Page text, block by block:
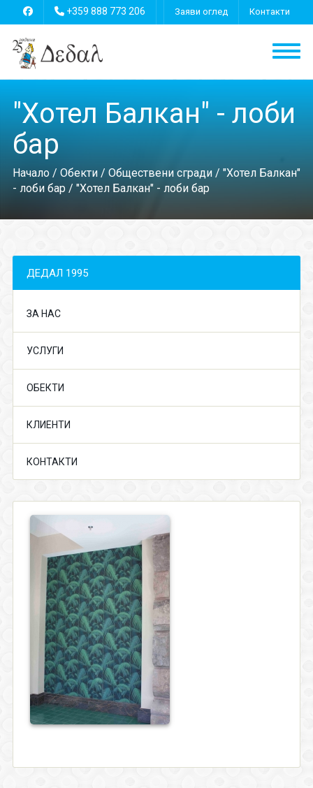
+359 888 773 206 Заяви оглед Контакти
"Хотел Балкан" - лоби
бар
Начало/ Обекти/ Обществени сгради/ "Хотел Балкан"
- лоби бар / "Хотел Балкан" - лоби бар
ДЕДАЛ 1995
ЗА НАС
УСЛУГИ
ОБЕКТИ
КЛИЕНТИ
КОНТАКТИ